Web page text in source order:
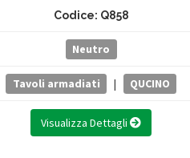
Codice: Q858
Neutro
Tavoli armadiati | QUCINO
Visualizza Dettagli